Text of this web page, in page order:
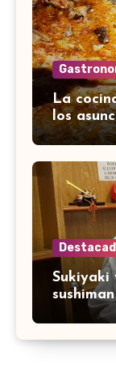
La
los
Sukiyaki